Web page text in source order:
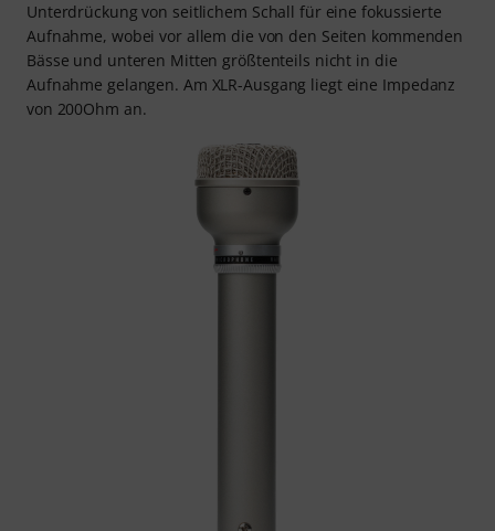
Unterdrückung von seitlichem Schall für eine fokussierte
Aufnahme, wobei vor allem die von den Seiten kommenden
Bässe und unteren Mitten größtenteils nicht in die
Aufnahme gelangen. Am XLR-Ausgang liegt eine Impedanz
von 200Ohm an.